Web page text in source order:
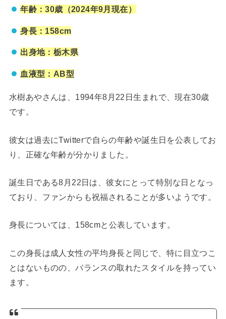
年齢：30歳（2024年9月現在）
身長：158cm
出身地：栃木県
血液型：AB型
水樹あやさんは、1994年8月22日生まれで、現在30歳
です。
彼女は過去にTwitterで自らの年齢や誕生日を公表してお
り、正確な年齢が分かりました。
誕生日である8月22日は、彼女にとって特別な日となっ
ており、ファンからも祝福されることが多いようです。
身長については、158cmと公表しています。
この身長は成人女性の平均身長と同じで、特に目立つこ
とはないものの、バランスの取れたスタイルを持ってい
ます。